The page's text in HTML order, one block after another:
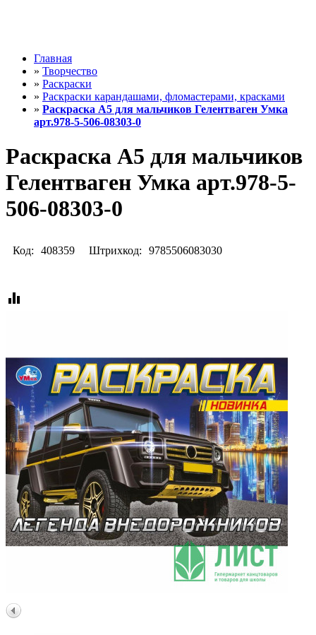
Главная
» Творчество
» Раскраски
» Раскраски карандашами, фломастерами, красками
» Раскраска А5 для мальчиков Гелентваген Умка
арт.978-5-506-08303-0
Раскраска А5 для мальчиков
Гелентваген Умка арт.978-5-
506-08303-0
Код: 408359 Штрихкод: 9785506083030
equalizer